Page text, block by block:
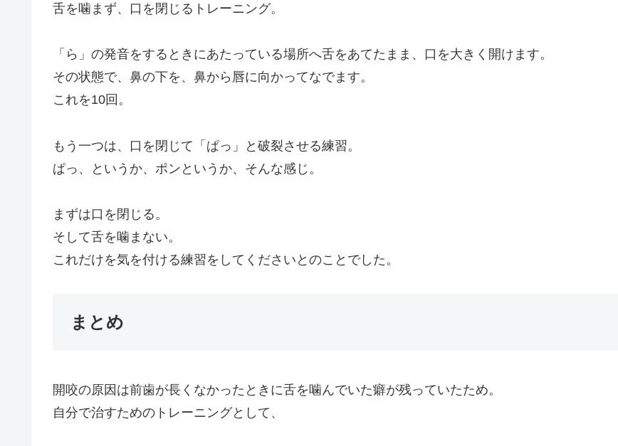
舌を噛まず、口を閉じるトレーニング。
「ら」の発音をするときにあたっている場所へ舌をあてたまま、口を大きく開けます。
その状態で、鼻の下を、鼻から唇に向かってなでます。
これを10回。
もう一つは、口を閉じて「ぱっ」と破裂させる練習。
ぱっ、というか、ポンというか、そんな感じ。
まずは口を閉じる。
そして舌を噛まない。
これだけを気を付ける練習をしてくださいとのことでした。
まとめ
開咬の原因は前歯が長くなかったときに舌を噛んでいた癖が残っていたため。
自分で治すためのトレーニングとして、